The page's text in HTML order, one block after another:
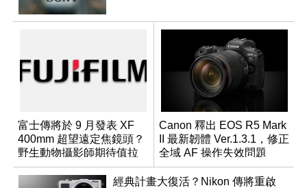
富士傳將於 9 月發表 XF
400mm 超望遠定焦鏡頭？
野生動物攝影師期待值拉
滿
Canon 釋出 EOS R5 Mark
II 最新韌體 Ver.1.3.1，修正
全域 AF 操作失效問題
經典計畫大復活？Nikon 傳將重啟